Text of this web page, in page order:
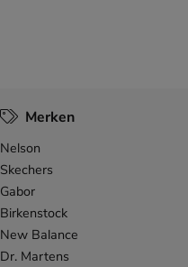
Merken
Nelson
Skechers
Gabor
Birkenstock
New Balance
Dr. Martens